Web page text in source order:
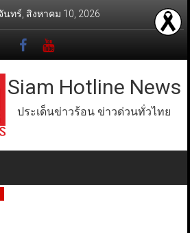
นทร์, สิงหาคม 10, 2026
Siam Hotline News
ประเด็นข่าวร้อน ข่าวด่วนทั่วไทย